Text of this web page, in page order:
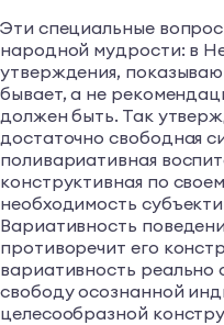
Эти специальные
народной мудрости: в
утверждения,
бывает, а не
должен быть. Так
достаточно свободная
поливариативная
конструктивная по
необходимость
Вариативность
противоречит его
вариативность реально
свободу осознанной
целесообразной